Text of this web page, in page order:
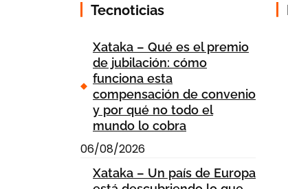
Tecnoticias
Xataka – Qué es el premio
de jubilación: cómo
funciona esta
compensación de convenio
y por qué no todo el
mundo lo cobra
06/08/2026
Xataka – Un país de Europa